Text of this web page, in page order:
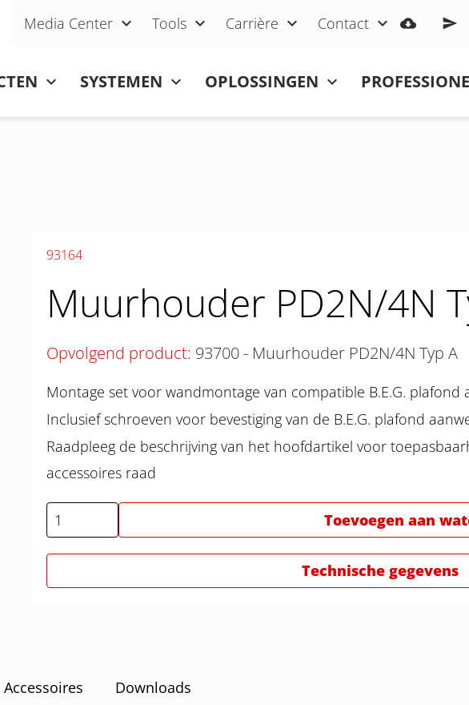
Navigatie overslaan
Media Center Tools Carrière Contact
SYSTEMEN OPLOSSINGEN
93164
Muurhouder PD2N/4N
Opvolgend product: 93700 - Muurhouder PD2N/4N Typ A
Montage set voor wandmontage van compatible B.E.G. plafond
Inclusief schroeven voor bevestiging van de B.E.G. plafond
Raadpleeg de beschrijving van het hoofdartikel voor
accessoires raad
Toevoegen aan
Technische gegevens
Accessoires Downloads